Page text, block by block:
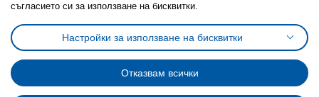
Политика за използване на бисквитки (Cookies)
Избор на настройки за използване на бисквитки
Условия за ползване на ikea.bgОбща политика за личните данни
Политика за защита на личните данни на ikea.bg
Общи условия на програма IKEA Family
Политика за защита на лични данни на програма IKEA Family
съгласието си за използване на бисквитки.
Настройки за използване на бисквитки
Отказвам всички